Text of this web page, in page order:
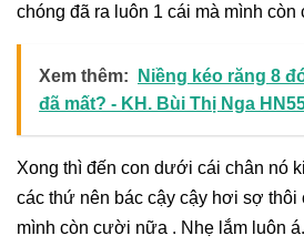
chóng đã ra luôn 1 cái mà mình còn
Xem thêm:
Niềng kéo răng 8
đã mất? - KH. Bùi Thị Nga
Xong thì đến con dưới cái chân nó
các thứ nên bác cậy cậy hơi sợ thôi
mình còn cười nữa . Nhẹ lắm luôn